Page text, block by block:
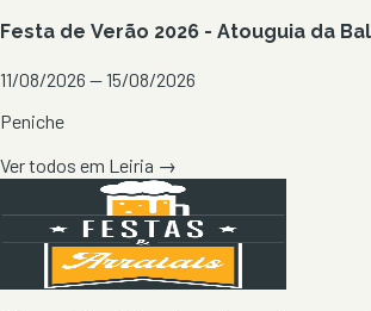
Festa de Verão 2026 - Atouguia da
11/08/2026 — 15/08/2026
Peniche
Ver todos em Leiria →